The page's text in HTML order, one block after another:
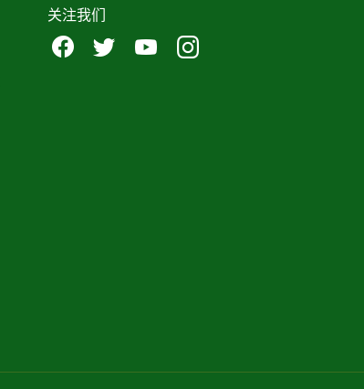
关注我们